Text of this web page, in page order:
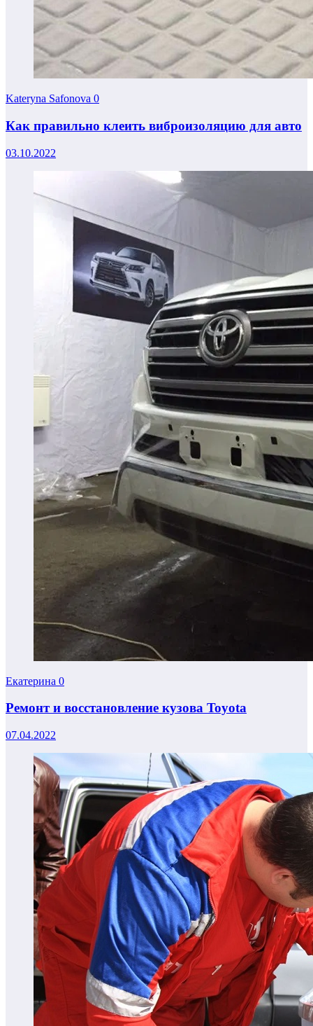
Kateryna Safonova 0
Как правильно клеить виброизоляцию для авто
03.10.2022
Екатерина 0
Ремонт и восстановление кузова Toyota
07.04.2022